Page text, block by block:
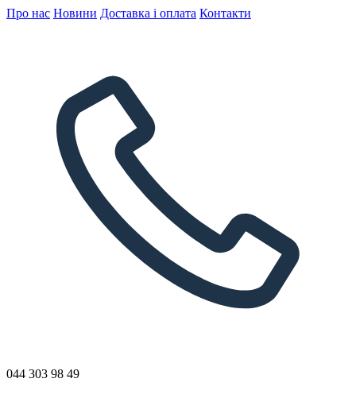
Про нас Новини Доставка і оплата Контакти
044 303 98 49